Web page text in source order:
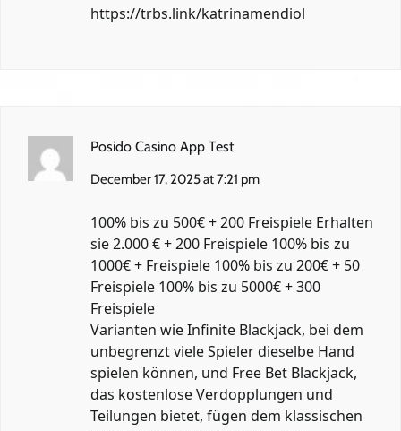
https://trbs.link/katrinamendiol
Posido Casino App Test
December 17, 2025 at 7:21 pm
100% bis zu 500€ + 200 Freispiele Erhalten
sie 2.000 € + 200 Freispiele 100% bis zu
1000€ + Freispiele 100% bis zu 200€ + 50
Freispiele 100% bis zu 5000€ + 300
Freispiele
Varianten wie Infinite Blackjack, bei dem
unbegrenzt viele Spieler dieselbe Hand
spielen können, und Free Bet Blackjack,
das kostenlose Verdopplungen und
Teilungen bietet, fügen dem klassischen